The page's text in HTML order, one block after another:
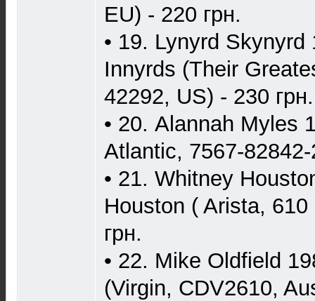
EU) - 220 грн.
• 19. Lynyrd
Innyrds (Their
42292, US) - 230 грн.
• 20. Alannah Myles
Atlantic, 7567-
• 21. Whitney
Houston ( Arista,
грн.
• 22. Mike Oldfield
(Virgin, CDV2610,